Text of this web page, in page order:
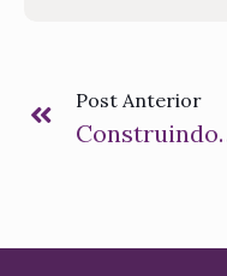
Post Anterior
Construindo